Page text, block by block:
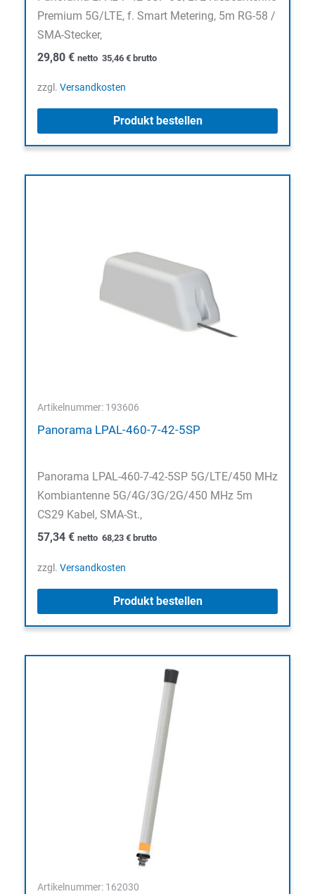
Premium 5G/LTE, f. Smart Metering, 5m RG-58 /
SMA-Stecker,
29,80 € netto 35,46 € brutto
zzgl. Versandkosten
Produkt bestellen
Artikelnummer: 193606
Panorama LPAL-460-7-42-5SP
Panorama LPAL-460-7-42-5SP 5G/LTE/450 MHz
Kombiantenne 5G/4G/3G/2G/450 MHz 5m
CS29 Kabel, SMA-St.,
57,34 € netto 68,23 € brutto
zzgl. Versandkosten
Produkt bestellen
Artikelnummer: 162030